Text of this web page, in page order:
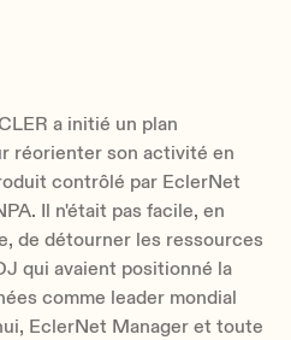
a initié un plan
réorienter son activité en
contrôlé par EclerNet
Il n'était pas facile, en
de détourner les ressources
qui avaient positionné la
comme leader mondial
EclerNet Manager et toute